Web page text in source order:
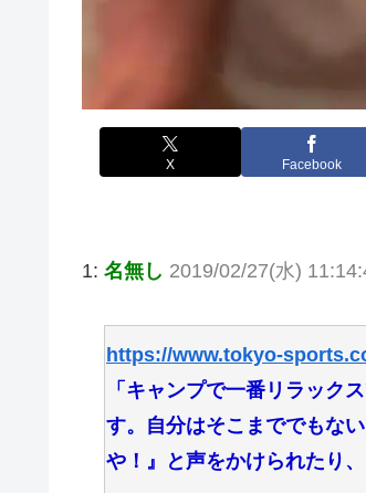
X Facebook
1: 名無し 2019/02/27(水)
https://www.tokyo-
「キャンプで一番リラック
す。自分はそこまででもな
や！』と声をかけられたり